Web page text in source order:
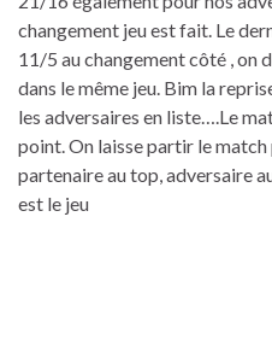
changement jeu est fait. Le
11/5 au changement côté , on
dans le même jeu. Bim la
les adversaires en liste….Le
point. On laisse partir le
partenaire au top, adversaire
est le jeu